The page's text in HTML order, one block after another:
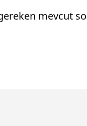
mevcut